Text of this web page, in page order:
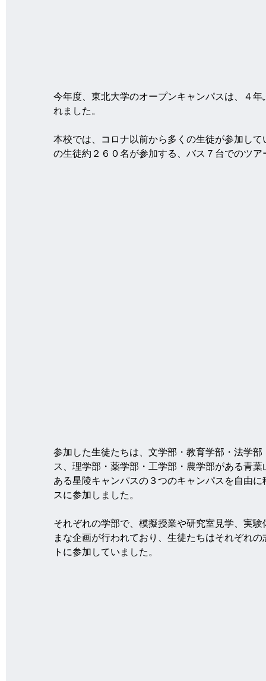
今年度、東北大学のオープンキャンパスは、４
れました。
本校では、コロナ以前から多くの生徒が参加し
の生徒約２６０名が参加する、バス７台でのツ
参加した生徒たちは、文学部・教育学部・法学
ス、理学部・薬学部・工学部・農学部がある青
ある星陵キャンパスの３つのキャンパスを自由
スに参加しました。
それぞれの学部で、模擬授業や研究室見学、実
まな企画が行われており、生徒たちはそれぞれ
トに参加していました。